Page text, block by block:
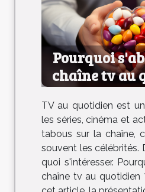
Pourquoi
chaîne tv au
TV au quotidien est
les séries, cinéma et
tabous sur la chaîne,
souvent les célébrités.
quoi s'intéresser.
chaîne tv au quotidien